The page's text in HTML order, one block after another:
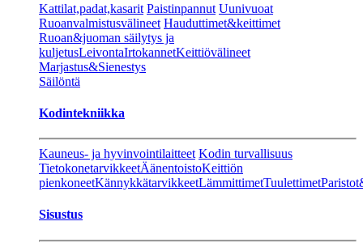
Kattilat,padat,kasarit Paistinpannut Uunivuoat
Ruoanvalmistusvälineet Hauduttimet&keittimet
Ruoan&juoman säilytys ja
kuljetusLeivontaIrtokannetKeittiövälineet
Marjastus&Sienestys
Säilöntä
Kodintekniikka
Kauneus- ja hyvinvointilaitteet Kodin turvallisuus
TietokonetarvikkeetÄänentoistoKeittiön
pienkoneetKännykkätarvikkeetLämmittimetTuulettimet
Sisustus